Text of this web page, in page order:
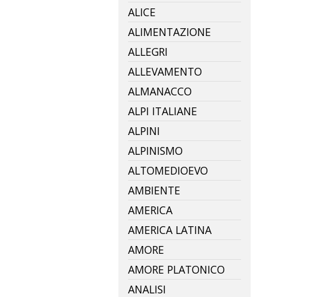
ALICE
ALIMENTAZIONE
ALLEGRI
ALLEVAMENTO
ALMANACCO
ALPI ITALIANE
ALPINI
ALPINISMO
ALTOMEDIOEVO
AMBIENTE
AMERICA
AMERICA LATINA
AMORE
AMORE PLATONICO
ANALISI